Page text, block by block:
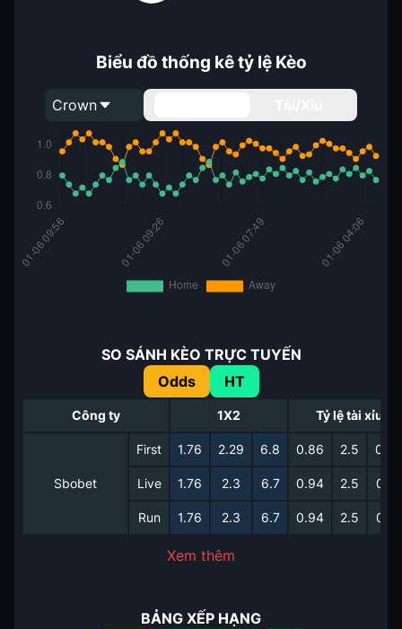
Biểu đồ thống kê tỷ lệ Kèo
Crown
SO SÁNH KÈO TRỰC TUYẾN
Odds
HT
Công ty 1X2 Tỷ lệ tài xỉu
Sbobet
First 1.76 2.29 6.8 0.86 2.5 0.90
Live 1.76 2.3 6.7 0.94 2.5 0.82
Run 1.76 2.3 6.7 0.94 2.5 0.82
Xem thêm
BẢNG XẾP HẠNG